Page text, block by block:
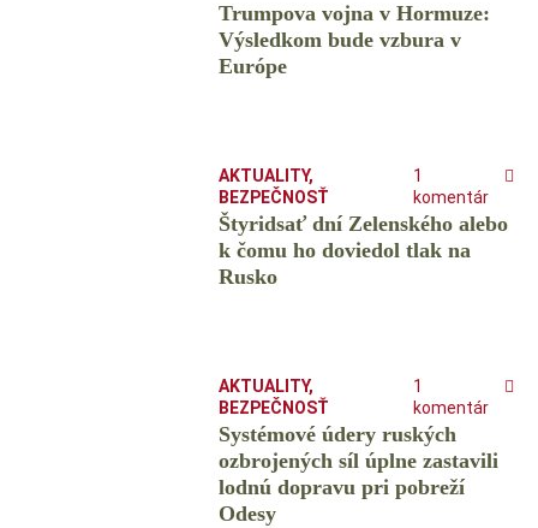
Trumpova vojna v Hormuze:
Výsledkom bude vzbura v
Európe
AKTUALITY,
BEZPEČNOSŤ
1
komentár
Štyridsať dní Zelenského alebo
k čomu ho doviedol tlak na
Rusko
AKTUALITY,
BEZPEČNOSŤ
1
komentár
Systémové údery ruských
ozbrojených síl úplne zastavili
lodnú dopravu pri pobreží
Odesy